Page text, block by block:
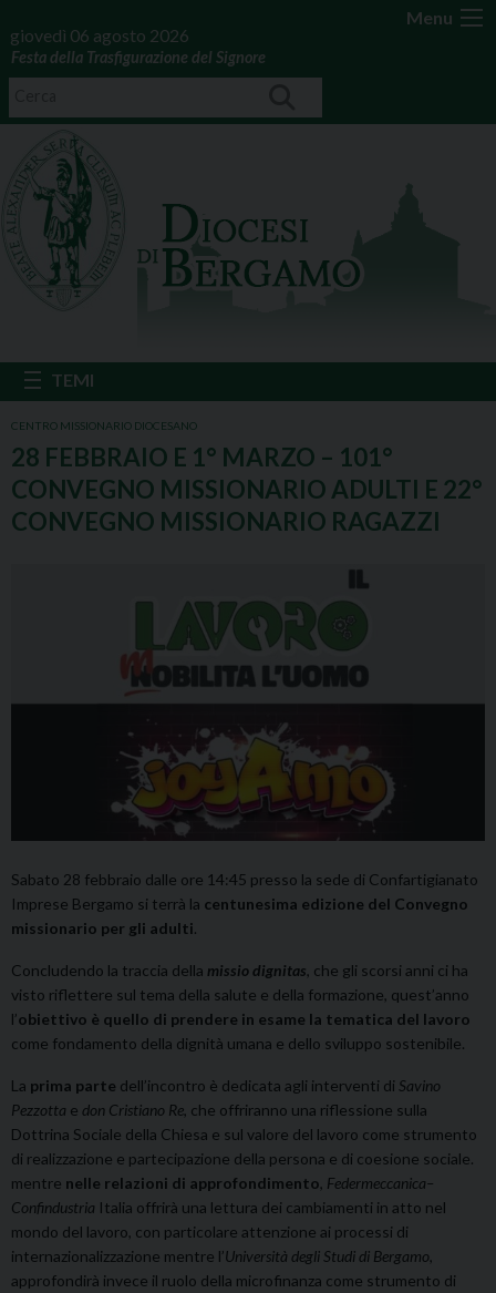
Menu
giovedì 06 agosto 2026
Festa della Trasfigurazione del Signore
CENTRO MISSIONARIO DIOCESANO
28 FEBBRAIO E 1° MARZO – 101°
CONVEGNO MISSIONARIO ADULTI E 22°
CONVEGNO MISSIONARIO RAGAZZI
Sabato 28 febbraio dalle ore 14:45 presso la sede di Confartigianato
Imprese Bergamo si terrà la centunesima edizione del Convegno
missionario per gli adulti.
Concludendo la traccia della missio dignitas , che gli scorsi anni ci ha
visto riflettere sul tema della salute e della formazione, quest’anno
l’obiettivo è quello di prendere in esame la tematica del lavoro
come fondamento della dignità umana e dello sviluppo sostenibile.
La prima parte dell’incontro è dedicata agli interventi di Savino
Pezzotta e don Cristiano Re , che offriranno una riflessione sulla
Dottrina Sociale della Chiesa e sul valore del lavoro come strumento
di realizzazione e partecipazione della persona e di coesione sociale.
mentre nelle relazioni di approfondimento Federmeccanica–
Confindustria Italia offrirà una lettura dei cambiamenti in atto nel
mondo del lavoro, con particolare attenzione ai processi di
internazionalizzazione mentre l’Università degli Studi di Bergamo
approfondirà invece il ruolo della microfinanza come strumento di